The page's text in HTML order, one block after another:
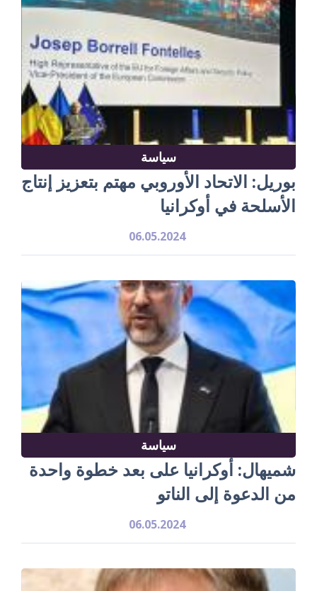
سياسة
بوريل: الاتحاد الأوروبي مهتم بتعزيز إنتاج
الأسلحة في أوكرانيا
06.05.2024
سياسة
شميهال: أوكرانيا على بعد خطوة واحدة
من الدعوة إلى الناتو
06.05.2024